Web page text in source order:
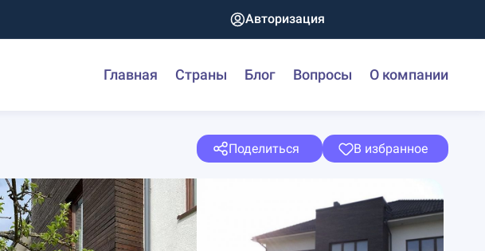
Авторизация
Главная Страны Блог Вопросы О компании
Поделиться В избранное